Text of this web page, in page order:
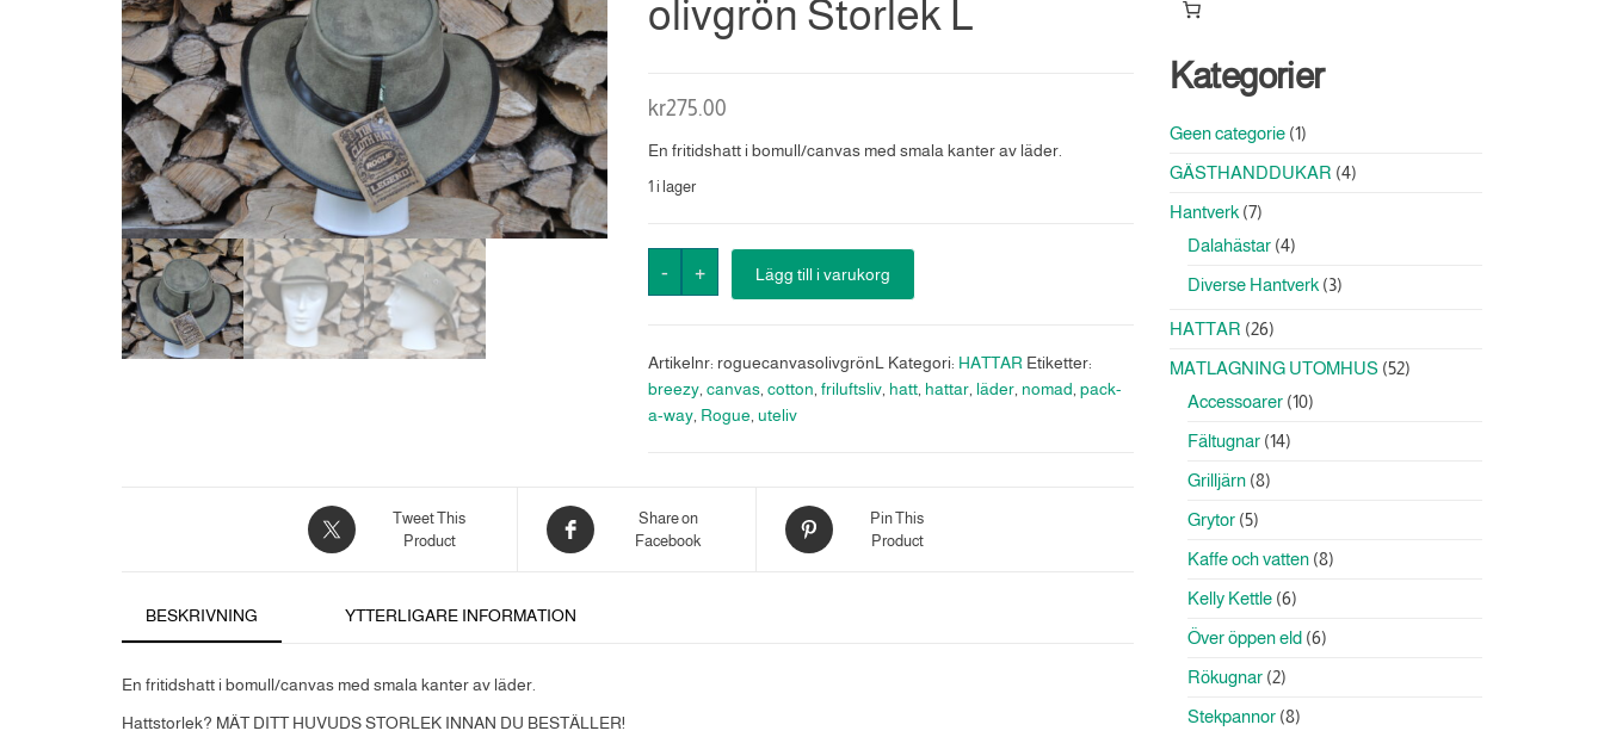
olivgrön Storlek L
kr275.00
En fritidshatt i bomull/canvas med smala kanter av läder.
1 i lager
-
olivgrön
Storlek
L
+ Lägg till i varukorg
Artikelnr: roguecanvasolivgrönL Kategori: HATTAR Etiketter:
breezy, canvas, cotton friluftsliv, hatt, hattar, läder, nomad pack-
a-way, Rogue uteliv
Tweet This
Product
Share on
Facebook
Pin This
Product
BESKRIVNING YTTERLIGARE INFORMATION
En fritidshatt i bomull/canvas med smala kanter av läder.
Hattstorlek? MÄT DITT HUVUDS STORLEK INNAN DU BESTÄLLER!
Kategorier
Geen categorie 11
GÄSTHANDDUKAR 44
Hantverk 77
produkter
Dalahästar 44
Diverse Hantverk 33
HATTAR 2626
MATLAGNING UTOMHUS 5252
Accessoarer 1010
Fältugnar 1414
Grilljärn 88
Grytor 55
Kaffe och vatten 88
Kelly Kettle 66
Över öppen eld 66
Rökugnar 22
Stekpannor 88